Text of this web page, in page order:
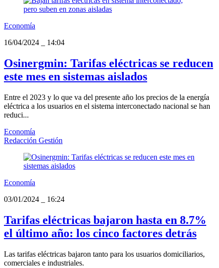
Economía
16/04/2024
14:04
Osinergmin: Tarifas eléctricas se reducen
este mes en sistemas aislados
Entre el 2023 y lo que va del presente año los precios de la energía
eléctrica a los usuarios en el sistema interconectado nacional se han
reduci...
Economía
Redacción Gestión
Economía
03/01/2024
16:24
Tarifas eléctricas bajaron hasta en 8.7%
el último año: los cinco factores detrás
Las tarifas eléctricas bajaron tanto para los usuarios domiciliarios,
comerciales e industriales.